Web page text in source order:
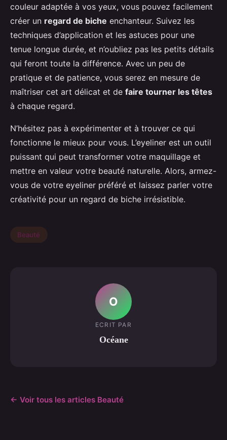
couleur adaptée à vos yeux, vous pouvez facilement
créer un regard de biche enchanteur. Suivez les
techniques d’application et les astuces pour une
tenue longue durée, et n’oubliez pas les petits détails
qui feront toute la différence. Avec un peu de
pratique et de patience, vous serez en mesure de
maîtriser cet art délicat et de faire tourner les têtes
à chaque regard.
N’hésitez pas à expérimenter et à trouver ce qui
fonctionne le mieux pour vous. L’eyeliner est un outil
puissant qui peut transformer votre maquillage et
mettre en valeur votre beauté naturelle. Alors, armez-
vous de votre eyeliner préféré et laissez parler votre
créativité pour un regard de biche irrésistible.
Beauté
O
ECRIT PAR
Océane
← Voir tous les articles Beauté